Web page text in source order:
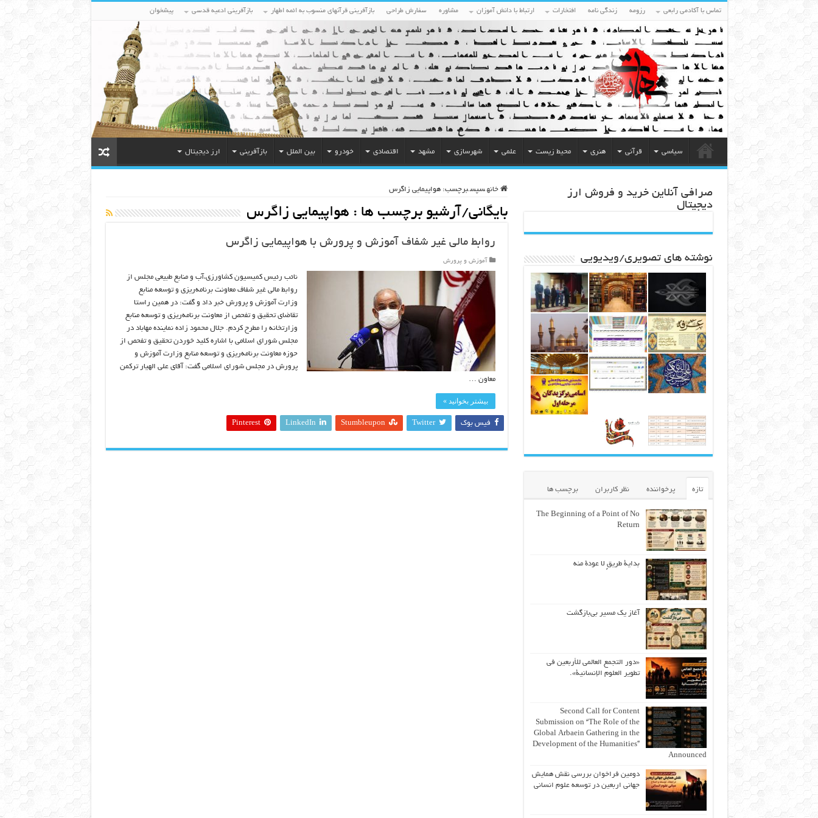
تماس با آکادمی رابعی رزومه زندگی نامه افتخارات ارتباط با دانش آموزان مشاوره سفارش طراحی بازآفرینی قرآنهای منسوب به ائمه اطهار بازآفرینی ادعیه قدسی پیشخوان
سیاسی قرآنی هنری محیط زیست علمی شهرسازی مشهد اقتصادی خودرو بین الملل بازآفرینی ارز دیجیتال
خانه سپس برچسب:هواپیمایی زاگرس
بایگانی/آرشیو برچسب ها : هواپیمایی زاگرس
روابط مالی غیر شفاف آموزش و پرورش با هواپیمایی زاگرس
آموزش و پرورش
نائب رئیس کمیسیون کشاورزی،آب و منابع طبیعی مجلس از
روابط مالی غیر شفاف معاونت برنامه‌ریزی و توسعه منابع
وزارت آموزش و پرورش خبر داد و گفت: در همین راستا
تقاضای تحقیق و تفحص از معاونت برنامه‌ریزی و توسعه منابع
وزارتخانه را مطرح کردم. جلال محمود زاده نماینده مهاباد در
مجلس شورای اسلامی با اشاره کلید خوردن تحقیق و تفحص از
حوزه معاونت برنامه‌ریزی و توسعه منابع وزارت آموزش و
پرورش در مجلس شورای اسلامی گفت: آقای علی الهیار ترکمن
معاون …
بیشتر بخوانید »
فیس بوک Twitter
Stumbleupon
LinkedIn
Pinterest
صرافی آنلاین خرید و فروش ارز
دیجیتال
نوشته های تصویری/ویدیویی
تازه پرخواننده نظر کاربران برچسب ها
The Beginning of a Point of No
Return
بداية طريقٍ لا عودة منه
آغاز یک مسیر بی‌بازگشت
«دور التجمع العالمي للأربعين في
تطوير العلوم الإنسانية».
Second Call for Content
Submission on “The Role of the
Global Arbaein Gathering in the
Development of the Humanities”
Announced
دومین فراخوان بررسی نقش همایش
جهانی اربعین در توسعه علوم انسانی